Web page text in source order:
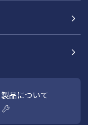
品について